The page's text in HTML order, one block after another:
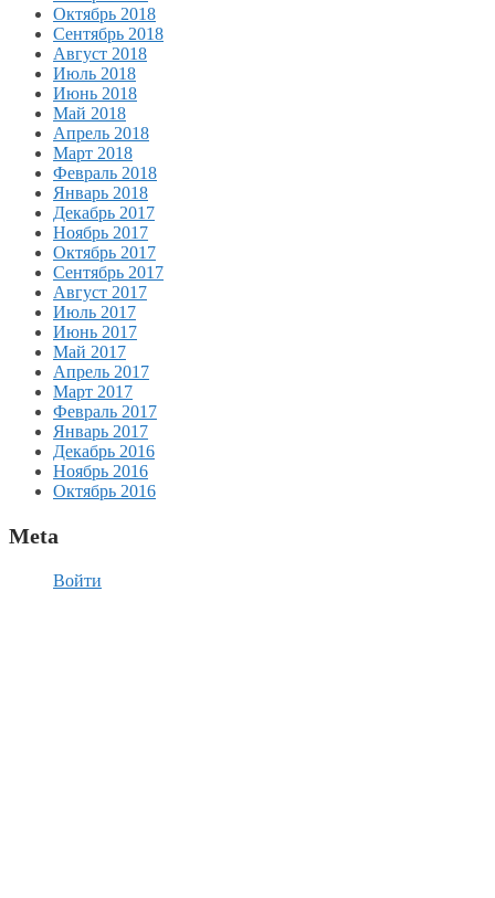
Октябрь 2018
Сентябрь 2018
Август 2018
Июль 2018
Июнь 2018
Май 2018
Апрель 2018
Март 2018
Февраль 2018
Январь 2018
Декабрь 2017
Ноябрь 2017
Октябрь 2017
Сентябрь 2017
Август 2017
Июль 2017
Июнь 2017
Май 2017
Апрель 2017
Март 2017
Февраль 2017
Январь 2017
Декабрь 2016
Ноябрь 2016
Октябрь 2016
Meta
Войти